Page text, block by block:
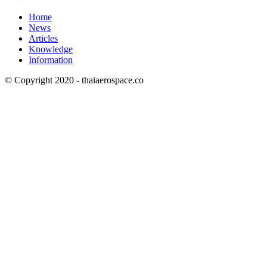
Home
News
Articles
Knowledge
Information
© Copyright 2020 - thaiaerospace.co